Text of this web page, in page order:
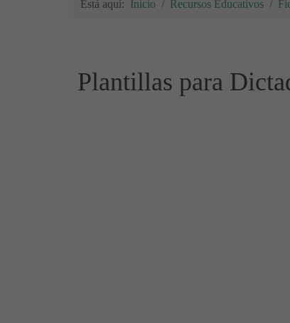
Está aquí: Inicio Recursos Educativos
Plantillas para